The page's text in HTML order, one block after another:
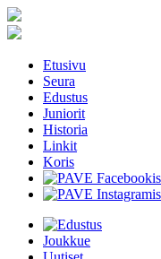
Etusivu
Seura
Edustus
Juniorit
Historia
Linkit
Koris
Joukkue